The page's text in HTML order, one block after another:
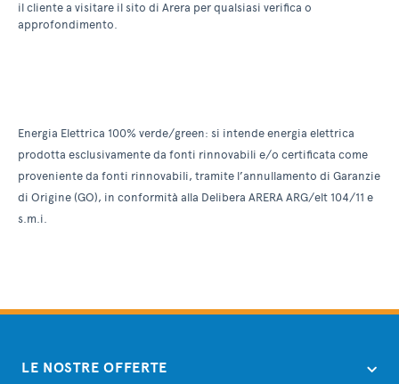
il cliente a visitare il sito di Arera per qualsiasi verifica o
approfondimento.
Energia Elettrica 100% verde/green: si intende energia elettrica
prodotta esclusivamente da fonti rinnovabili e/o certificata come
proveniente da fonti rinnovabili, tramite l’annullamento di Garanzie
di Origine (GO), in conformità alla Delibera ARERA ARG/elt 104/11 e
s.m.i.
LE NOSTRE OFFERTE